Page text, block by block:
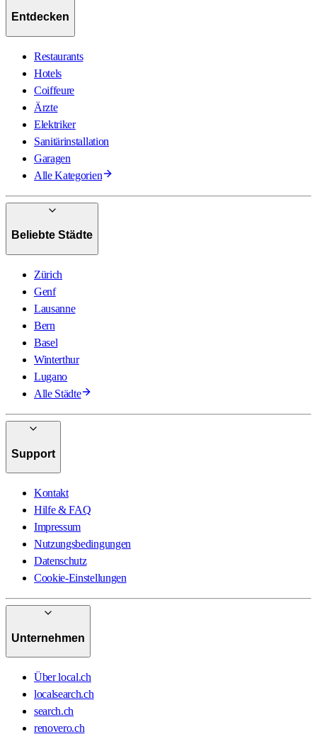
Entdecken
Restaurants
Hotels
Coiffeure
Ärzte
Elektriker
Sanitärinstallation
Garagen
Alle Kategorien
Beliebte Städte
Zürich
Genf
Lausanne
Bern
Basel
Winterthur
Lugano
Alle Städte
Support
Kontakt
Hilfe & FAQ
Impressum
Nutzungsbedingungen
Datenschutz
Cookie-Einstellungen
Unternehmen
Über local.ch
localsearch.ch
search.ch
renovero.ch